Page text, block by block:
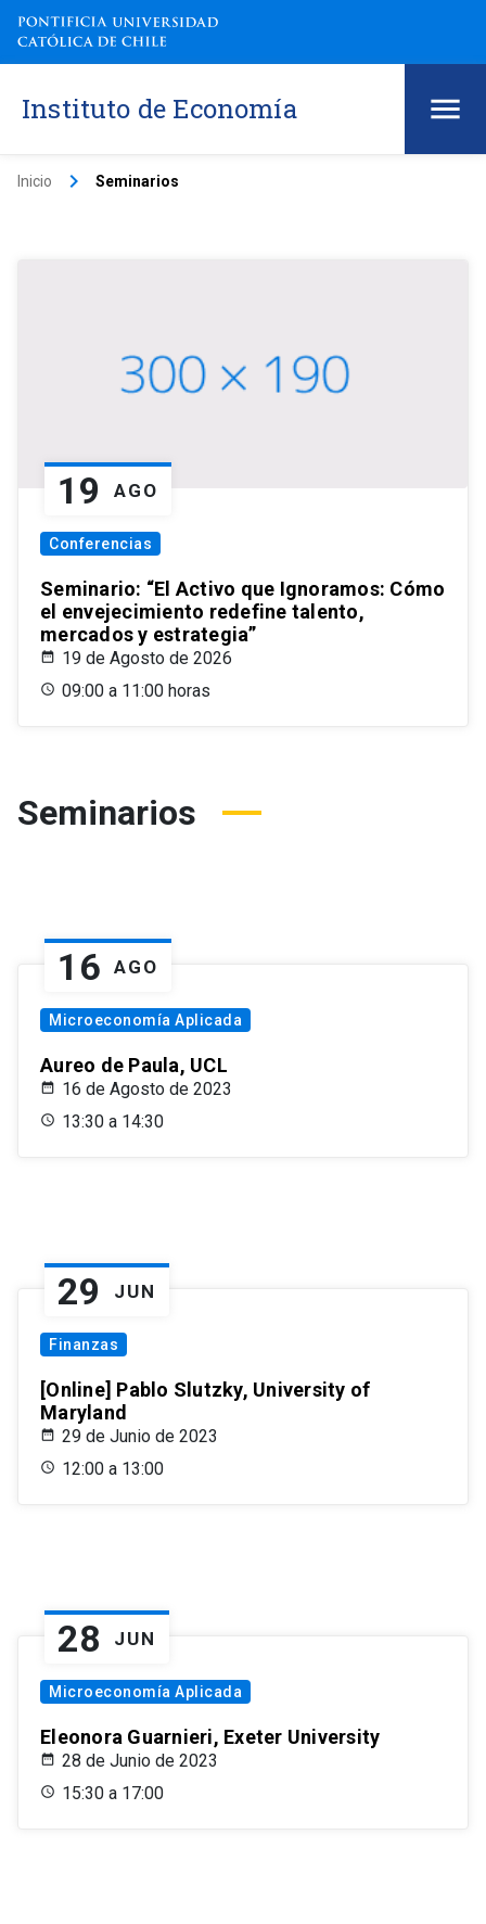
Instituto de Economía
Inicio keyboard_arrow_right Seminarios
19 AGO
Conferencias
Seminario: “El Activo que Ignoramos: Cómo
el envejecimiento redefine talento,
mercados y estrategia”
19 de Agosto de 2026
09:00 a 11:00 horas
Seminarios
16 AGO
Microeconomía Aplicada
Aureo de Paula, UCL
16 de Agosto de 2023
13:30 a 14:30
29 JUN
Finanzas
[Online] Pablo Slutzky, University of
Maryland
29 de Junio de 2023
12:00 a 13:00
28 JUN
Microeconomía Aplicada
Eleonora Guarnieri, Exeter University
28 de Junio de 2023
15:30 a 17:00